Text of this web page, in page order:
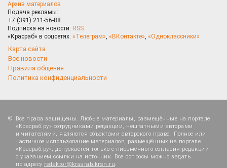
Архив материалов
Подача рекламы:
+7 (391) 211-56-88
Подписка на новости: RSS
«Красраб» в соцсетях: «Телеграм», «ВКонтакте», «Одноклассники»
Карта сайта
Все новости
Правила общения
Политика конфиденциальности
Все права защищены. Любые материалы, размещённые на портале
«Красраб.ру» сотрудниками редакции, нештатными авторами
и читателями, являются объектами авторского права. Полное или
частичное использование материалов, размещённых на портале
«Красраб.ру», допускается только с письменного согласия редакции
с указанием ссылки на источник. Все вопросы можно задать
по адресу redaktor@krasrab.krsn.ru.